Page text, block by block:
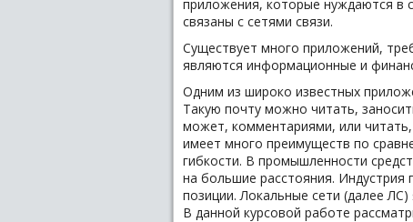
приложения, которые нуждаются в
связаны с сетями связи.
Существует много приложений,
являются информационные и
Одним из широко известных
Такую почту можно читать,
может, комментариями, или читать,
имеет много преимуществ по
гибкости. В промышленности
на большие расстояния. Индустрия
позиции. Локальные сети (далее
В данной курсовой работе